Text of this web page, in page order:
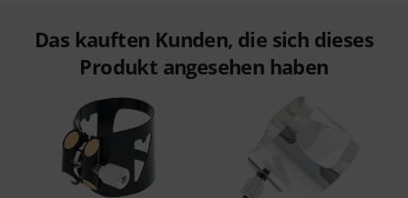
Das kauften Kunden, die sich dieses
Produkt angesehen haben